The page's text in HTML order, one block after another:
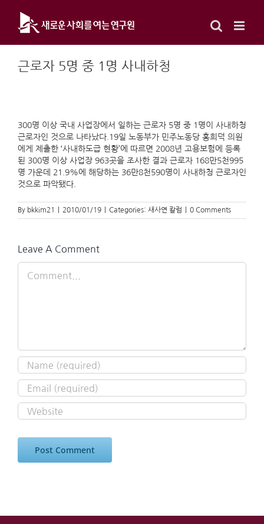
content
근로자 5명 중 1명 사내하청
300명 이상 국내 사업장에서 일하는 근로자 5명 중 1명이 사내하청
근로자인 것으로 나타났다.19일 노동부가 민주노동당 홍희덕 의원
에게 제출한 ‘사내하도급 현황’에 따르면 2008년 고용보험에 등록
된 300명 이상 사업장 963곳을 조사한 결과 근로자 168만5천995
명 가운데 21.9%에 해당하는 36만8천590명이 사내하청 근로자인
것으로 파악됐다.
By bkkim21 2010/01/19 Categories: 새사연 칼럼 0 Comments
Leave A Comment